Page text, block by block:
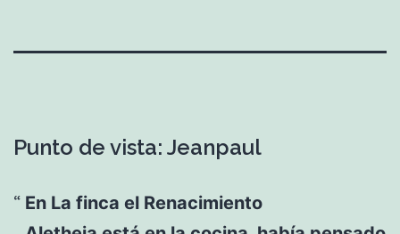
Punto de vista: Jeanpaul
En La finca el Renacimiento